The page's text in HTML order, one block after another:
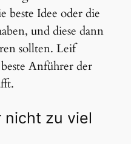
beste Idee oder die
und diese dann
sollten. Leif
Anführer der
nicht zu viel